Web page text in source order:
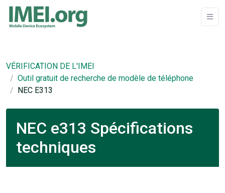
VÉRIFICATION DE L'IMEI
Outil gratuit de recherche de modèle de téléphone
NEC E313
NEC e313 Spécifications
techniques